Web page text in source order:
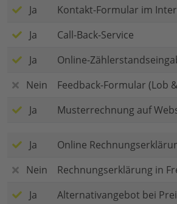
Ja
Kontakt-Formular im
Ja
Call-Back-Service
Ja
Online-
Nein
Feedback-Formular (Lob
Ja
Musterrechnung auf
Ja
Online
Nein
Rechnungserklärung in
Ja
Alternativangebot bei